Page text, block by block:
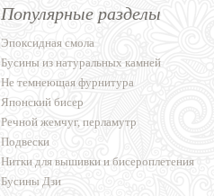
Популярные разделы
Эпоксидная смола
Бусины из натуральных камней
Не темнеющая фурнитура
Японский бисер
Речной жемчуг, перламутр
Подвески
Нитки для вышивки и бисероплетения
Бусины Дзи